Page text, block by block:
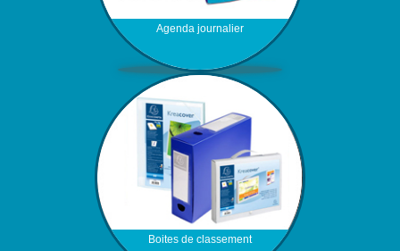
Agenda journalier
Boites de classement